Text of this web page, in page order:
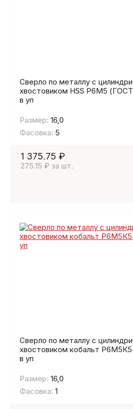
Сверло по металлу с
хвостовиком HSS Р6М5
в уп
Размер: 16,0
Фасовка: 5
1 375.75 ₽
275.15 ₽ за шт.
Сверло по металлу с
хвостовиком кобальт
в уп
Размер: 16,0
Фасовка: 1